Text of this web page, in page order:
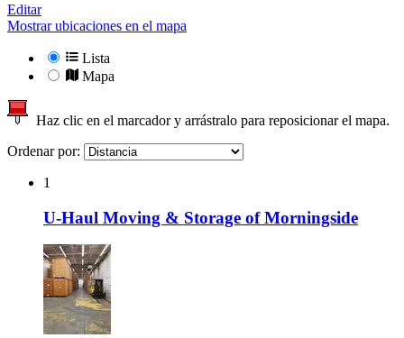
Editar
Mostrar ubicaciones en el mapa
Lista
Mapa
Haz clic en el marcador y arrástralo para reposicionar el mapa.
Ordenar por:
1
U-Haul Moving & Storage of Morningside